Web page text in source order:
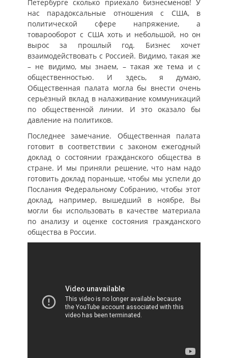
Петербурге сколько приехало бизнесменов! У
нас парадоксальные отношения с США, в
политической сфере напряжение, а
товарооборот с США хоть и небольшой, но он
вырос за прошлый год. Бизнес хочет
взаимодействовать с Россией. Видимо, такая же
– не видимо, мы знаем, – такая же тема и с
общественностью. И здесь, я думаю,
Общественная палата могла бы внести очень
серьёзный вклад в налаживание коммуникаций
по общественной линии. И это оказало бы
давление на политиков.
Последнее замечание. Общественная палата
готовит в соответствии с законом ежегодный
доклад о состоянии гражданского общества в
стране. И мы приняли решение, что нам надо
готовить доклад пораньше, чтобы мы успели до
Послания Федеральному Собранию, чтобы этот
доклад, например, вышедший в ноябре, Вы
могли бы использовать в качестве материала
по анализу и оценке состояния гражданского
общества в России.